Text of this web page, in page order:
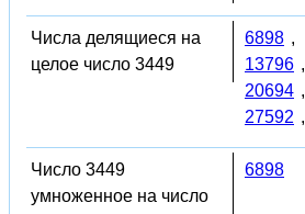
Числа делящиеся на
целое число 3449
6898 ,
13796 ,
20694 ,
27592 ,
Число 3449
умноженное на число
6898